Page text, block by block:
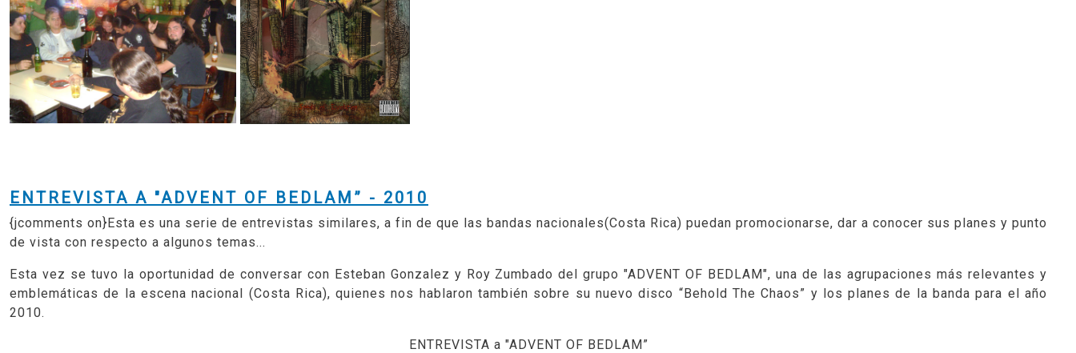
ENTREVISTA A "ADVENT OF BEDLAM” - 2010
{jcomments on}Esta es una serie de entrevistas similares, a fin de que las bandas nacionales(Costa Rica) puedan promocionarse, dar a conocer sus planes y punto
de vista con respecto a algunos temas...
Esta vez se tuvo la oportunidad de conversar con Esteban Gonzalez y Roy Zumbado del grupo "ADVENT OF BEDLAM", una de las agrupaciones más relevantes y
emblemáticas de la escena nacional (Costa Rica), quienes nos hablaron también sobre su nuevo disco “Behold The Chaos” y los planes de la banda para el año
2010.
ENTREVISTA a "ADVENT OF BEDLAM”